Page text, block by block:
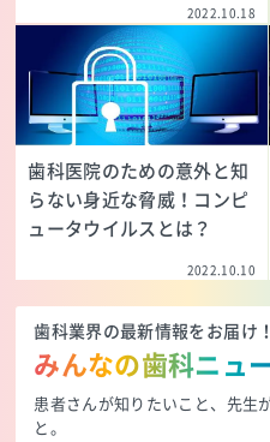
2022.10.18
歯科医院のための意外と知
らない身近な脅威！コンピ
ュータウイルスとは？
2022.10.10
歯科業界の最新情報をお届け！
みんなの歯科ニュ
患者さんが知りたいこと、先生
と。